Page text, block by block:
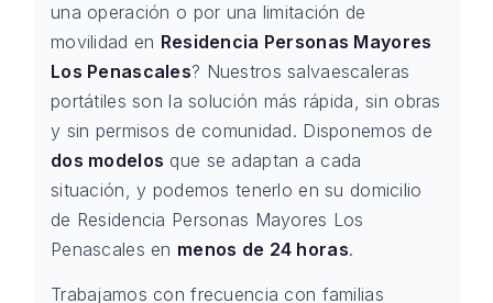
una operación o por una limitación de
movilidad en Residencia Personas Mayores
Los Penascales? Nuestros salvaescaleras
portátiles son la solución más rápida, sin obras
y sin permisos de comunidad. Disponemos de
dos modelos que se adaptan a cada
situación, y podemos tenerlo en su domicilio
de Residencia Personas Mayores Los
Penascales en menos de 24 horas.
Trabajamos con frecuencia con familias